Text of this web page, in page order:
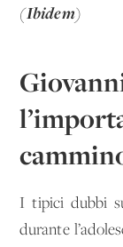
(Ibidem)
I tipici dubbi
durante